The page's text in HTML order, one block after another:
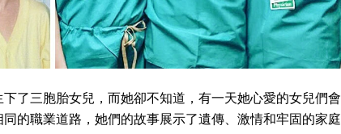
了三胞胎女兒，而她卻不知道，有一天她心愛的女兒們會
的職業道路，她們的故事展示了遺傳、激情和牢固的家庭